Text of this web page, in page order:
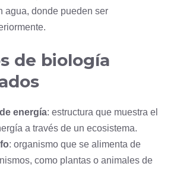
agua, donde pueden ser
de biología
energía: estructura que muestra el
a través de un ecosistema.
: organismo que se alimenta de
como plantas o animales de